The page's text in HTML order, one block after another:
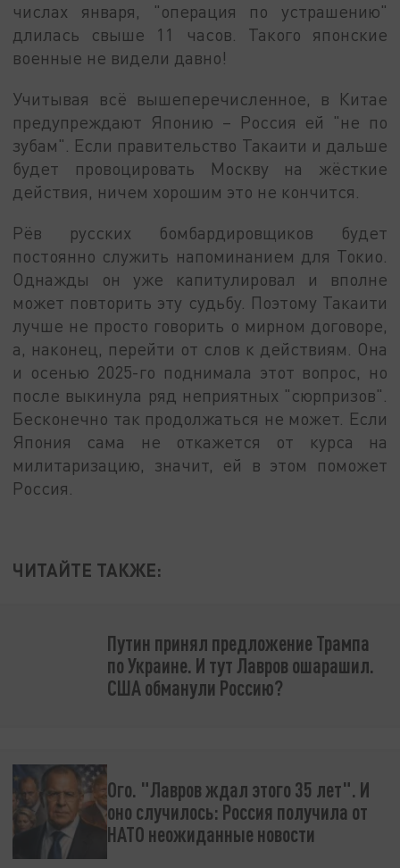
числах января, "операция по устрашению"
длилась свыше 11 часов. Такого японские
военные не видели давно!
Учитывая всё вышеперечисленное, в Китае
предупреждают Японию – Россия ей "не по
зубам". Если правительство Такаити и дальше
будет провоцировать Москву на жёсткие
действия, ничем хорошим это не кончится.
Рёв русских бомбардировщиков будет
постоянно служить напоминанием для Токио.
Однажды он уже капитулировал и вполне
может повторить эту судьбу. Поэтому Такаити
лучше не просто говорить о мирном договоре,
а, наконец, перейти от слов к действиям. Она
и осенью 2025-го поднимала этот вопрос, но
после выкинула ряд неприятных "сюрпризов".
Бесконечно так продолжаться не может. Если
Япония сама не откажется от курса на
милитаризацию, значит, ей в этом поможет
Россия.
ЧИТАЙТЕ ТАКЖЕ:
Путин принял предложение Трампа
по Украине. И тут Лавров ошарашил.
США обманули Россию?
Ого. "Лавров ждал этого 35 лет". И
оно случилось: Россия получила от
НАТО неожиданные новости